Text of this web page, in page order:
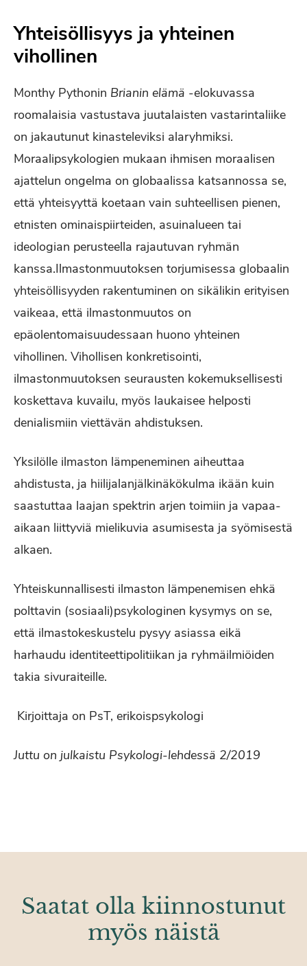
Yhteisöllisyys ja yhteinen
vihollinen
Monthy Pythonin Brianin elämä -elokuvassa
roomalaisia vastustava juutalaisten vastarintaliike
on jakautunut kinasteleviksi alaryhmiksi.
Moraalipsykologien mukaan ihmisen moraalisen
ajattelun ongelma on globaalissa katsannossa se,
että yhteisyyttä koetaan vain suhteellisen pienen,
etnisten ominaispiirteiden, asuinalueen tai
ideologian perusteella rajautuvan ryhmän
kanssa.Ilmastonmuutoksen torjumisessa globaalin
yhteisöllisyyden rakentuminen on sikälikin erityisen
vaikeaa, että ilmastonmuutos on
epäolentomaisuudessaan huono yhteinen
vihollinen. Vihollisen konkretisointi,
ilmastonmuutoksen seurausten kokemuksellisesti
koskettava kuvailu, myös laukaisee helposti
denialismiin viettävän ahdistuksen.
Yksilölle ilmaston lämpeneminen aiheuttaa
ahdistusta, ja hiilijalanjälkinäkökulma ikään kuin
saastuttaa laajan spektrin arjen toimiin ja vapaa-
aikaan liittyviä mielikuvia asumisesta ja syömisestä
alkaen.
Yhteiskunnallisesti ilmaston lämpenemisen ehkä
polttavin (sosiaali)psykologinen kysymys on se,
että ilmastokeskustelu pysyy asiassa eikä
harhaudu identiteettipolitiikan ja ryhmäilmiöiden
takia sivuraiteille.
Kirjoittaja on PsT, erikoispsykologi
Juttu on julkaistu Psykologi-lehdessä 2/2019
Saatat olla kiinnostunut
myös näistä